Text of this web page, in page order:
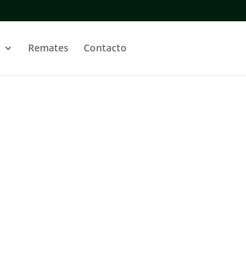
Remates Contacto